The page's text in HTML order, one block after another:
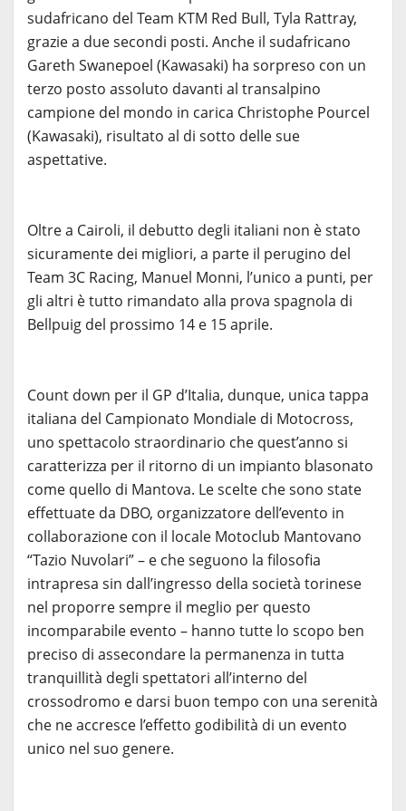
sudafricano del Team KTM Red Bull, Tyla Rattray,
grazie a due secondi posti. Anche il sudafricano
Gareth Swanepoel (Kawasaki) ha sorpreso con un
terzo posto assoluto davanti al transalpino
campione del mondo in carica Christophe Pourcel
(Kawasaki), risultato al di sotto delle sue
aspettative.
Oltre a Cairoli, il debutto degli italiani non è stato
sicuramente dei migliori, a parte il perugino del
Team 3C Racing, Manuel Monni, l’unico a punti, per
gli altri è tutto rimandato alla prova spagnola di
Bellpuig del prossimo 14 e 15 aprile.
Count down per il GP d’Italia, dunque, unica tappa
italiana del Campionato Mondiale di Motocross,
uno spettacolo straordinario che quest’anno si
caratterizza per il ritorno di un impianto blasonato
come quello di Mantova. Le scelte che sono state
effettuate da DBO, organizzatore dell’evento in
collaborazione con il locale Motoclub Mantovano
“Tazio Nuvolari” – e che seguono la filosofia
intrapresa sin dall’ingresso della società torinese
nel proporre sempre il meglio per questo
incomparabile evento – hanno tutte lo scopo ben
preciso di assecondare la permanenza in tutta
tranquillità degli spettatori all’interno del
crossodromo e darsi buon tempo con una serenità
che ne accresce l’effetto godibilità di un evento
unico nel suo genere.